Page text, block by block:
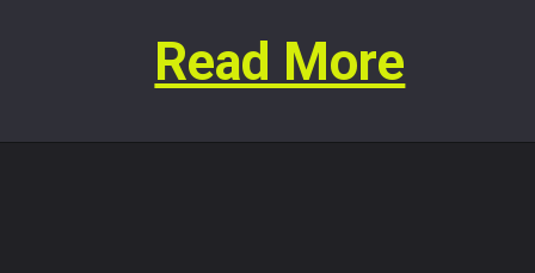
Read More